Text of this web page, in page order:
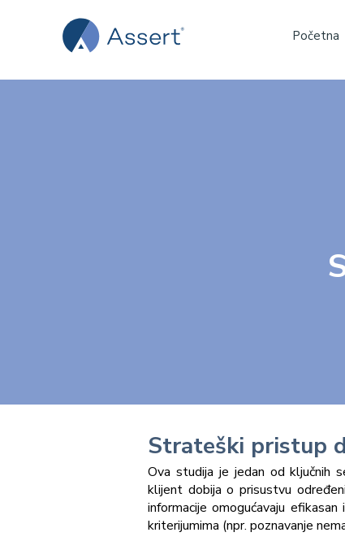
Početna
Strateški pristup
Ova studija je jedan od ključnih
klijent dobija o prisustvu
informacije omogućavaju
kriterijumima (npr. poznavanje